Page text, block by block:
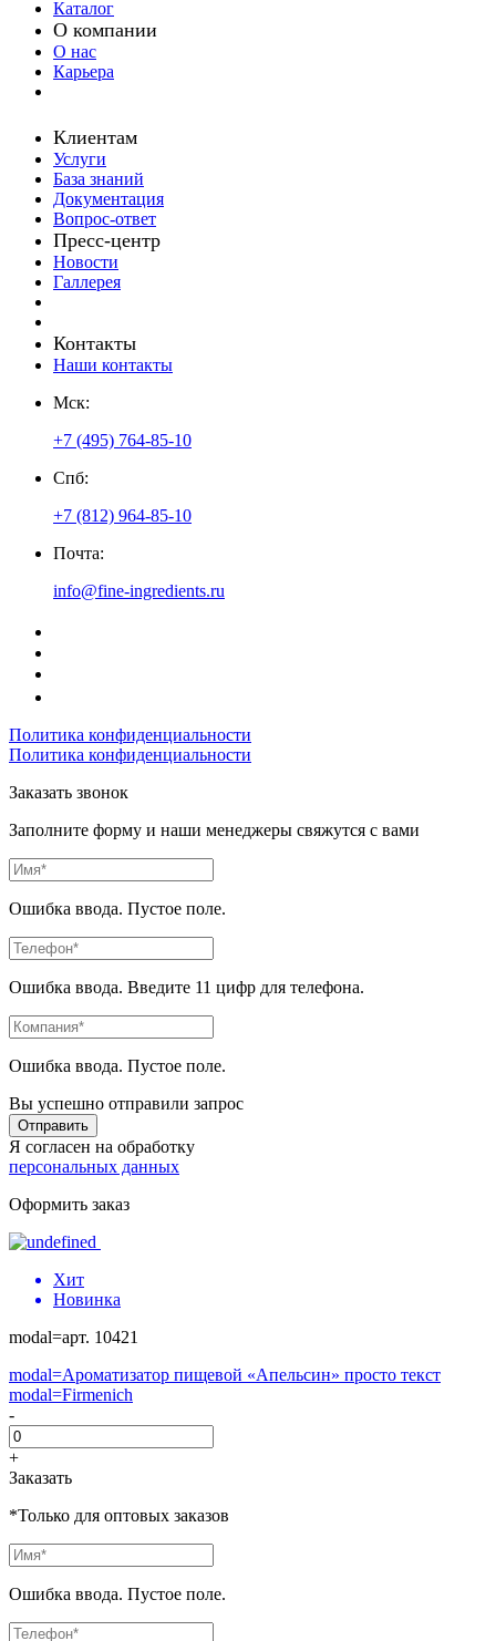
Каталог
О компании
О нас
Карьера
Клиентам
Услуги
База знаний
Документация
Вопрос-ответ
Пресс-центр
Новости
Галлерея
Контакты
Наши контакты
Мск:
+7 (495) 764-85-10
Спб:
+7 (812) 964-85-10
Почта:
info@fine-ingredients.ru
Политика конфиденциальности
Политика конфиденциальности
Заказать звонок
Заполните форму и наши менеджеры свяжутся с вами
Ошибка ввода. Пустое поле.
Ошибка ввода. Введите 11 цифр для телефона.
Ошибка ввода. Пустое поле.
Вы успешно отправили запрос
Отправить
Я согласен на обработку
персональных данных
Оформить заказ
Хит
Новинка
modal=арт. 10421
modal=Ароматизатор пищевой «Апельсин» просто текст
modal=Firmenich
-
+
Заказать
*Только для оптовых заказов
Ошибка ввода. Пустое поле.